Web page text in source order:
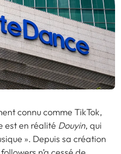
connu comme TikTok,
est en réalité Douyin, qui
». Depuis sa création